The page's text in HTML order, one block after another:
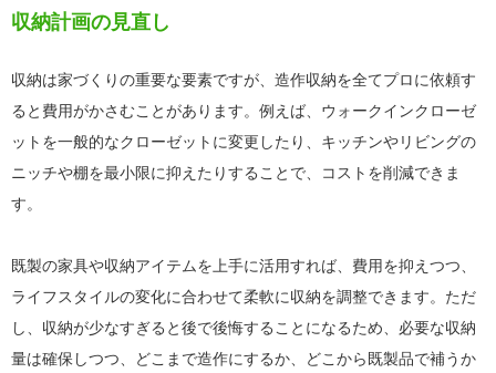
収納計画の見直し
収納は家づくりの重要な要素ですが、造作収納を全てプロに依頼す
ると費用がかさむことがあります。例えば、ウォークインクローゼ
ットを一般的なクローゼットに変更したり、キッチンやリビングの
ニッチや棚を最小限に抑えたりすることで、コストを削減できま
す。
既製の家具や収納アイテムを上手に活用すれば、費用を抑えつつ、
ライフスタイルの変化に合わせて柔軟に収納を調整できます。ただ
し、収納が少なすぎると後で後悔することになるため、必要な収納
量は確保しつつ、どこまで造作にするか、どこから既製品で補うか